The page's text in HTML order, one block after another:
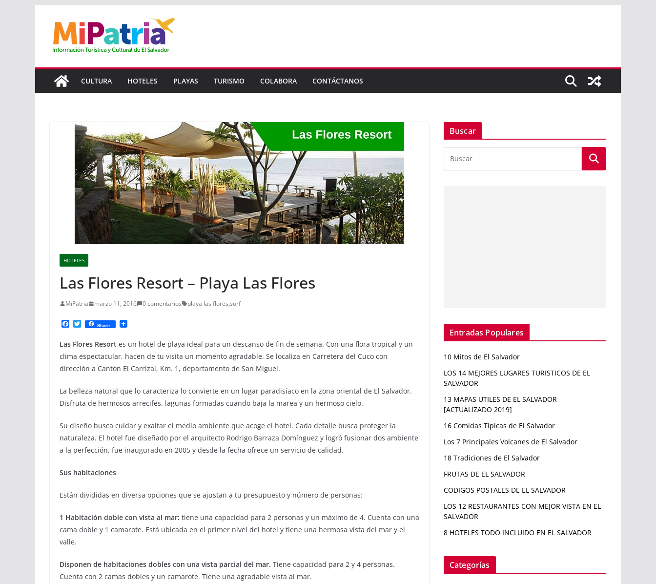
contenido
CULTURA HOTELES PLAYAS TURISMO COLABORA CONTÁCTANOS
HOTELES
Las Flores Resort – Playa Las Flores
MiPatria marzo 11, 2016 0 comentarios playa las flores,surf
e
b
o
T
w
t
t
r
Share
Las Flores Resort es un hotel de playa ideal para un descanso de fin de semana. Con una flora tropical y un
clima espectacular, hacen de tu visita un momento agradable. Se localiza en Carretera del Cuco con
dirección a Cantón El Carrizal, Km. 1, departamento de San Miguel.
La belleza natural que lo caracteriza lo convierte en un lugar paradisíaco en la zona oriental de El Salvador.
Disfruta de hermosos arrecifes, lagunas formadas cuando baja la marea y un hermoso cielo.
Su diseño busca cuidar y exaltar el medio ambiente que acoge el hotel. Cada detalle busca proteger la
naturaleza. El hotel fue diseñado por el arquitecto Rodrigo Barraza Domínguez y logró fusionar dos ambiente
a la perfección, fue inaugurado en 2005 y desde la fecha ofrece un servicio de calidad.
Sus habitaciones
Están divididas en diversa opciones que se ajustan a tu presupuesto y número de personas:
1 Habitación doble con vista al mar: tiene una capacidad para 2 personas y un máximo de 4. Cuenta con una
cama doble y 1 camarote. Está ubicada en el primer nivel del hotel y tiene una hermosa vista del mar y el
valle.
Disponen de habitaciones dobles con una vista parcial del mar. Tiene capacidad para 2 y 4 personas.
Cuenta con 2 camas dobles y un camarote. Tiene una agradable vista al mar.
Buscar
Entradas Populares
10 Mitos de El Salvador
LOS 14 MEJORES LUGARES TURISTICOS DE EL
SALVADOR
13 MAPAS UTILES DE EL SALVADOR
[ACTUALIZADO 2019]
16 Comidas Típicas de El Salvador
Los 7 Principales Volcanes de El Salvador
18 Tradiciones de El Salvador
FRUTAS DE EL SALVADOR
CODIGOS POSTALES DE EL SALVADOR
LOS 12 RESTAURANTES CON MEJOR VISTA EN EL
SALVADOR
8 HOTELES TODO INCLUIDO EN EL SALVADOR
Categorías